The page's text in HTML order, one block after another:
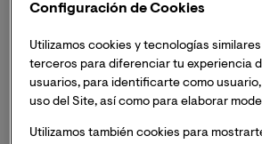
Inscripción necesaria. Recibirás el
evento un enlace para acceder a la
Configuración de Cookies
Utilizamos cookies y tecnologías
terceros para diferenciar tu experiencia
usuarios, para identificarte como usuario,
uso del Site, así como para elaborar
Utilizamos también cookies para